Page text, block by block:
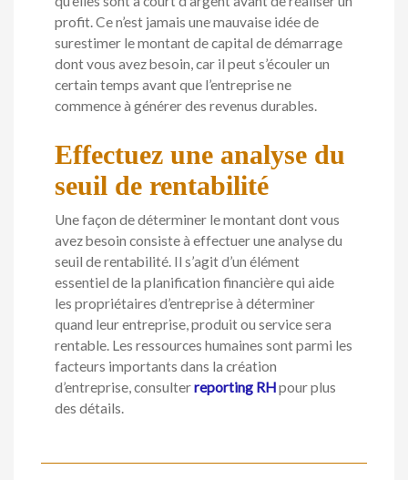
profit. Ce n’est jamais une mauvaise idée de
surestimer le montant de capital de démarrage
dont vous avez besoin, car il peut s’écouler un
certain temps avant que l’entreprise ne
commence à générer des revenus durables.
Effectuez une analyse du
seuil de rentabilité
Une façon de déterminer le montant dont vous
avez besoin consiste à effectuer une analyse du
seuil de rentabilité. Il s’agit d’un élément
essentiel de la planification financière qui aide
les propriétaires d’entreprise à déterminer
quand leur entreprise, produit ou service sera
rentable. Les ressources humaines sont parmi les
facteurs importants dans la création
d’entreprise, consulterreporting RHpour plus
des détails.